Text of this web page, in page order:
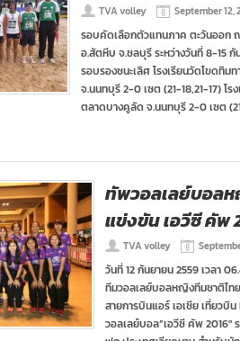
TVA volley September 12,
รอบคัดเลือกตัวแทนภาค ตะวันออก
อ.สัตหีบ จ.ชลบุรี ระหว่างวันที่ 8-15
รอบรองชนะเลิศ โรงเรียนวัดโขดทิม
จ.นนทบุรี 2-0 เซต (21-18,21-17) โร
ตลาดบางคูลัด จ.นนทบุรี 2-0 เซต
ทัพวอลเลย์บอลห
แข่งขัน เอวีซี คัพ
TVA volley
วันที่ 12 กันยายน 2559 เวลา
ทีมวอลเลย์บอลหญิงทีมชาติไท
สายการบินแอร์ เอเชีย เที่ยวบิ
วอลเลย์บอล”เอวีซี คัพ 2016″